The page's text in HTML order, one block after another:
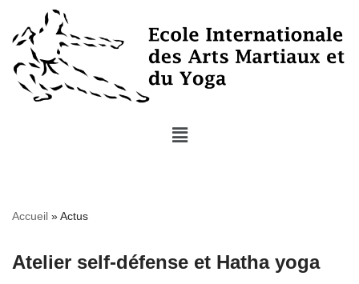
Aller
au
contenu
Accueil »Actus
Atelier self-défense et Hatha yoga